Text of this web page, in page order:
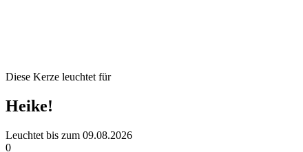
Diese Kerze leuchtet für
Heike!
Leuchtet bis zum 09.08.2026
0